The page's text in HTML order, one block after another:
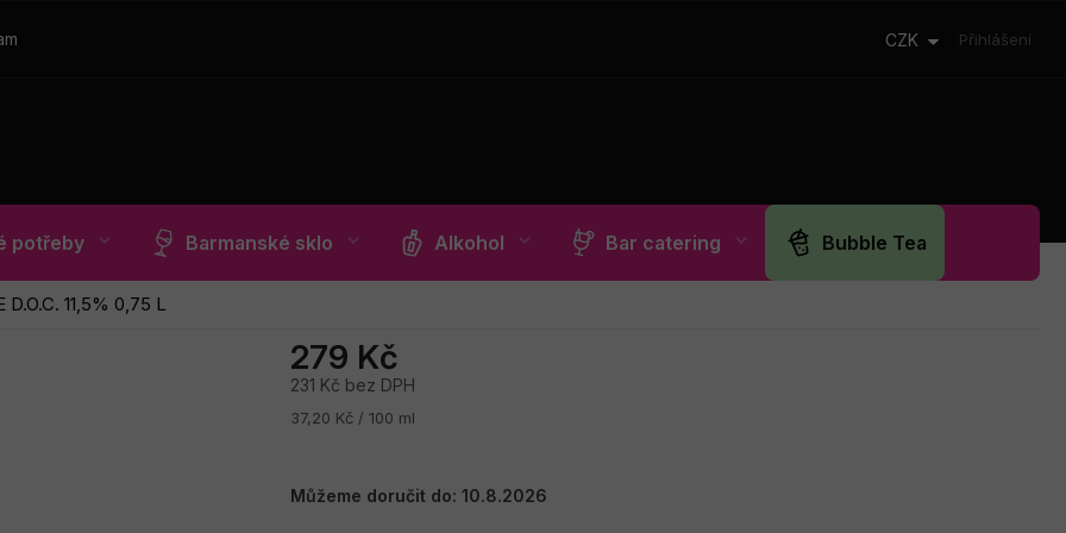
CZK Přihlášení
potřeby Barmanské sklo Alkohol Bar catering Bubble Tea
D.O.C. 11,5% 0,75 L
279 Kč
231 Kč bez DPH
Měrná
37,20 Kč / 100 ml
Můžeme doručit do: 10.8.2026